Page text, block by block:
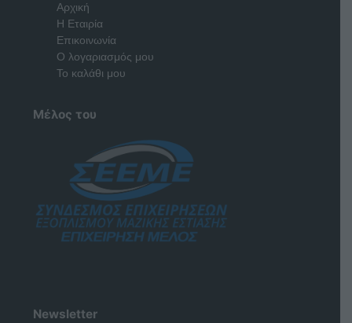
Αρχική
Η Εταιρία
Επικοινωνία
Ο λογαριασμός μου
Το καλάθι μου
Μέλος του
Newsletter